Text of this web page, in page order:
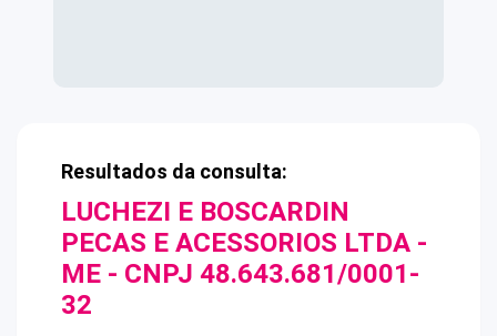
Resultados da consulta:
LUCHEZI E BOSCARDIN
PECAS E ACESSORIOS LTDA -
ME - CNPJ 48.643.681/0001-
32